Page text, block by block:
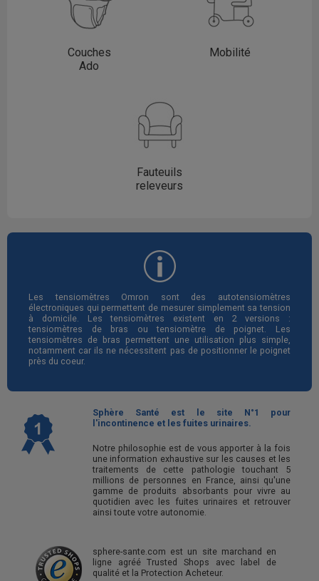
Couches
Ado
Mobilité
Fauteuils
releveurs
Les tensiomètres Omron sont des autotensiomètres
électroniques qui permettent de mesurer simplement sa tension
à domicile. Les tensiomètres existent en 2 versions :
tensiomètres de bras ou tensiomètre de poignet. Les
tensiomètres de bras permettent une utilisation plus simple,
notamment car ils ne nécessitent pas de positionner le poignet
près du coeur.
Sphère Santé est le site N°1 pour
l'incontinence et les fuites urinaires.
Notre philosophie est de vous apporter à la fois
une information exhaustive sur les causes et les
traitements de cette pathologie touchant 5
millions de personnes en France, ainsi qu'une
gamme de produits absorbants pour vivre au
quotidien avec les fuites urinaires et retrouver
ainsi toute votre autonomie.
sphere-sante.com est un site marchand en
ligne agréé Trusted Shops avec label de
qualité et la Protection Acheteur.